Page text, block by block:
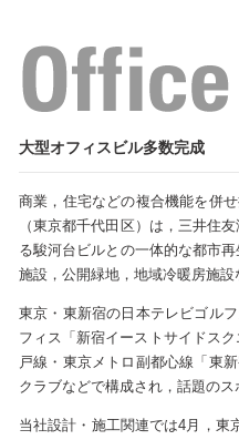
大型オフィスビル多数完成
商業，住宅などの複合機能を併
（東京都千代田区）は，三井住
る駿河台ビルとの一体的な都市
施設，公開緑地，地域冷暖房施設
東京・東新宿の日本テレビゴル
フィス「新宿イーストサイドス
戸線・東京メトロ副都心線「東
クラブなどで構成され，話題のス
当社設計・施工関連では4月，東